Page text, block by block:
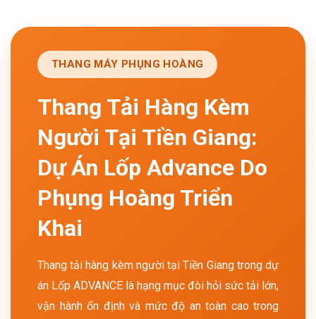
THANG MÁY PHỤNG HOÀNG
Thang Tải Hàng Kèm
Người Tại Tiền Giang:
Dự Án Lốp Advance Do
Phụng Hoàng Triển
Khai
Thang tải hàng kèm người tại Tiền Giang trong dự
án Lốp ADVANCE là hạng mục đòi hỏi sức tải lớn,
vận hành ổn định và mức độ an toàn cao trong